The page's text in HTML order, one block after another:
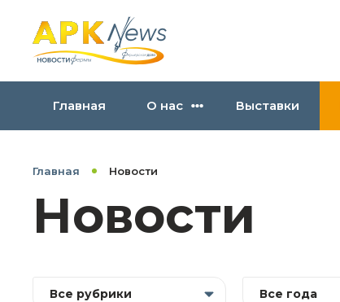
Главная О нас Выставки
Главная Новости
Новости
Все рубрики Все года